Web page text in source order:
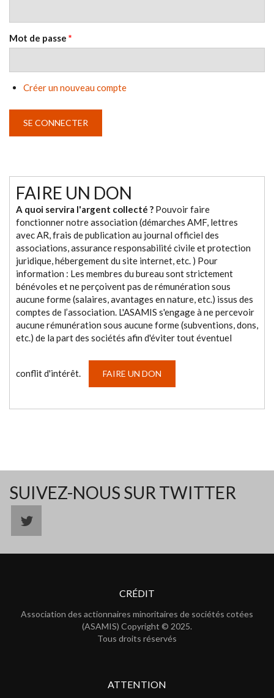
Mot de passe *
Créer un nouveau compte
FAIRE UN DON
A quoi servira l'argent collecté ? Pouvoir faire
fonctionner notre association (démarches AMF, lettres
avec AR, frais de publication au journal officiel des
associations, assurance responsabilité civile et protection
juridique, hébergement du site internet, etc. ) Pour
information : Les membres du bureau sont strictement
bénévoles et ne perçoivent pas de rémunération sous
aucune forme (salaires, avantages en nature, etc.) issus des
comptes de l’association. L'ASAMIS s'engage à ne percevoir
aucune rémunération sous aucune forme (subventions, dons,
etc.) de la part des sociétés afin d'éviter tout éventuel
conflit d'intérêt. FAIRE UN DON
SUIVEZ-NOUS SUR TWITTER
CRÉDIT
Association des actionnaires minoritaires de sociétés cotées
(ASAMIS) Copyright © 2025.
Tous droits réservés
ATTENTION